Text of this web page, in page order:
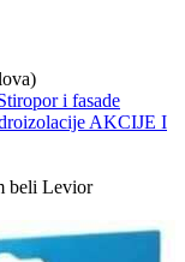
i fasade
AKCIJE I
beli Levior